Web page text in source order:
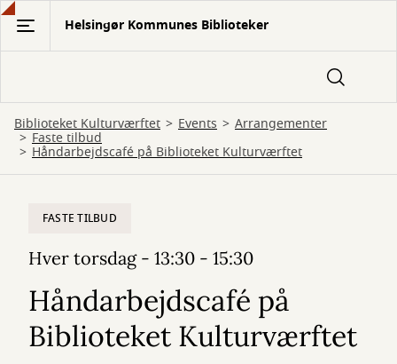
Gå
hovedindhold
Helsingør Kommunes Biblioteker
Biblioteket Kulturværftet Events Arrangementer
Faste tilbud
Håndarbejdscafé på Biblioteket Kulturværftet
FASTE TILBUD
Hver torsdag - 13:30 - 15:30
Håndarbejdscafé på
Biblioteket Kulturværftet